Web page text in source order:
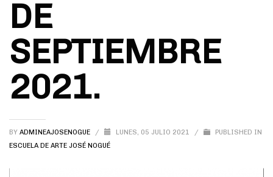
DE
SEPTIEMBRE
2021.
BY ADMINEAJOSENOGUE / LUNES, 05 JULIO 2021 /
PUBLISHED IN
ESCUELA DE ARTE JOSÉ NOGUÉ